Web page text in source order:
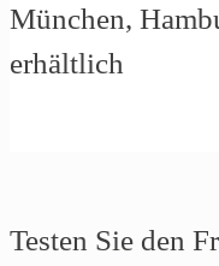
München,
erhältlich
Testen Sie den